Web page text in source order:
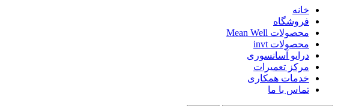
خانه
فروشگاه
محصولات Mean Well
محصولات invt
درایو آسانسوری
مرکز تعمیرات
خدمات همکاری
تماس با ما